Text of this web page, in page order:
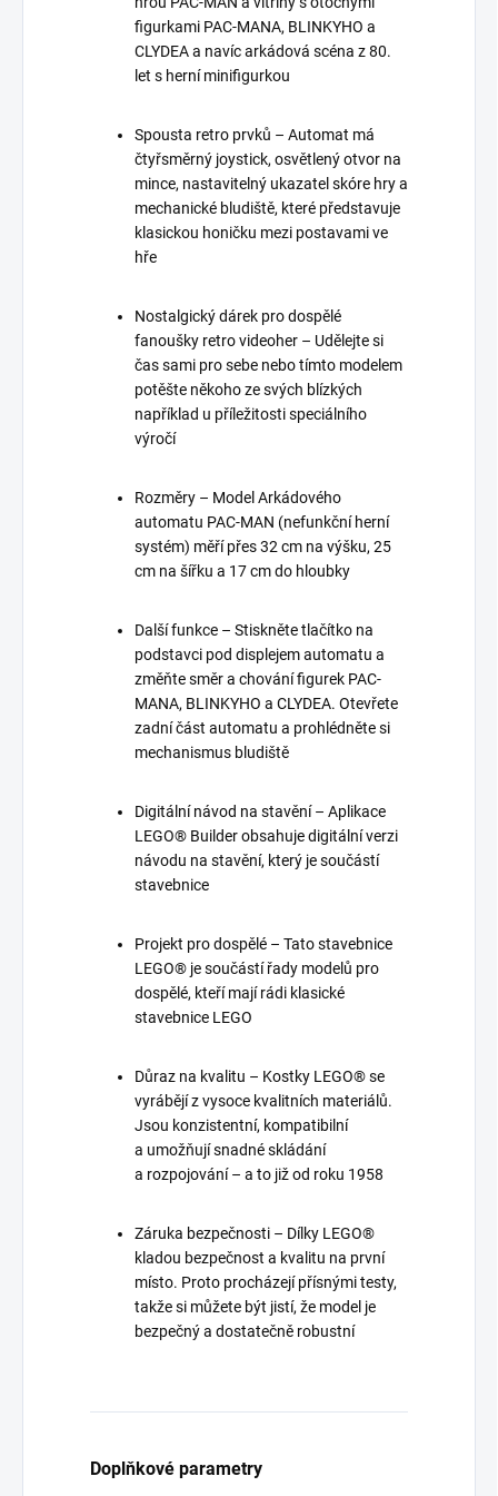
figurkami PAC-MANA, BLINKYHO a
CLYDEA a navíc arkádová scéna z 80.
let s herní minifigurkou
Spousta retro prvků – Automat má
čtyřsměrný joystick, osvětlený otvor na
mince, nastavitelný ukazatel skóre hry a
mechanické bludiště, které představuje
klasickou honičku mezi postavami ve
hře
Nostalgický dárek pro dospělé
fanoušky retro videoher – Udělejte si
čas sami pro sebe nebo tímto modelem
potěšte někoho ze svých blízkých
například u příležitosti speciálního
výročí
Rozměry – Model Arkádového
automatu PAC-MAN (nefunkční herní
systém) měří přes 32 cm na výšku, 25
cm na šířku a 17 cm do hloubky
Další funkce – Stiskněte tlačítko na
podstavci pod displejem automatu a
změňte směr a chování figurek PAC-
MANA, BLINKYHO a CLYDEA. Otevřete
zadní část automatu a prohlédněte si
mechanismus bludiště
Digitální návod na stavění – Aplikace
LEGO® Builder obsahuje digitální verzi
návodu na stavění, který je součástí
stavebnice
Projekt pro dospělé – Tato stavebnice
LEGO® je součástí řady modelů pro
dospělé, kteří mají rádi klasické
stavebnice LEGO
Důraz na kvalitu – Kostky LEGO® se
vyrábějí z vysoce kvalitních materiálů.
Jsou konzistentní, kompatibilní
a umožňují snadné skládání
a rozpojování – a to již od roku 1958
Záruka bezpečnosti – Dílky LEGO®
kladou bezpečnost a kvalitu na první
místo. Proto procházejí přísnými testy,
takže si můžete být jistí, že model je
bezpečný a dostatečně robustní
Doplňkové parametry